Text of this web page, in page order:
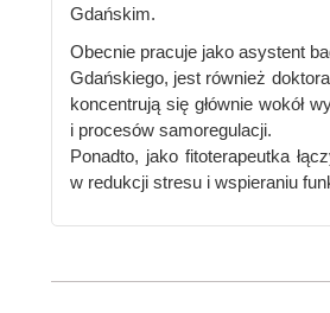
Gdańskim.
Obecnie pracuje jako asystent
Gdańskiego, jest również
koncentrują się głównie wokół
i procesów samoregulacji.
Ponadto, jako fitoterapeutka
w redukcji stresu i wspieraniu